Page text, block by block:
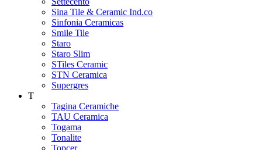
Sina Tile & Ceramic Ind.co
Sinfonia Ceramicas
Smile Tile
Staro
Staro Slim
STiles Ceramic
STN Ceramica
Supergres
T
Tagina Ceramiche
TAU Ceramica
Togama
Tonalite
Topcer